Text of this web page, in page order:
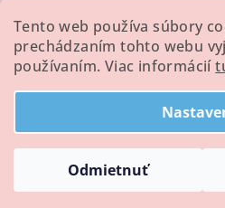
Tento web používa súbory
prechádzaním tohto webu
používaním. Viac informácií
Odmietnuť
RECENZIE
Všetky hodnotenie obchodu
Copyright 2026Minilove.
Vytvoril Shoptet